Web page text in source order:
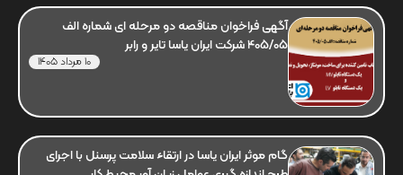
آگهی فراخوان مناقصه دو مرحله ای شماره الف
405/05 شرکت ایران یاسا تایر و رابر
10 مرداد 1405
گام موثر ایران یاسا در ارتقاء سلامت پرسنل با اجرای